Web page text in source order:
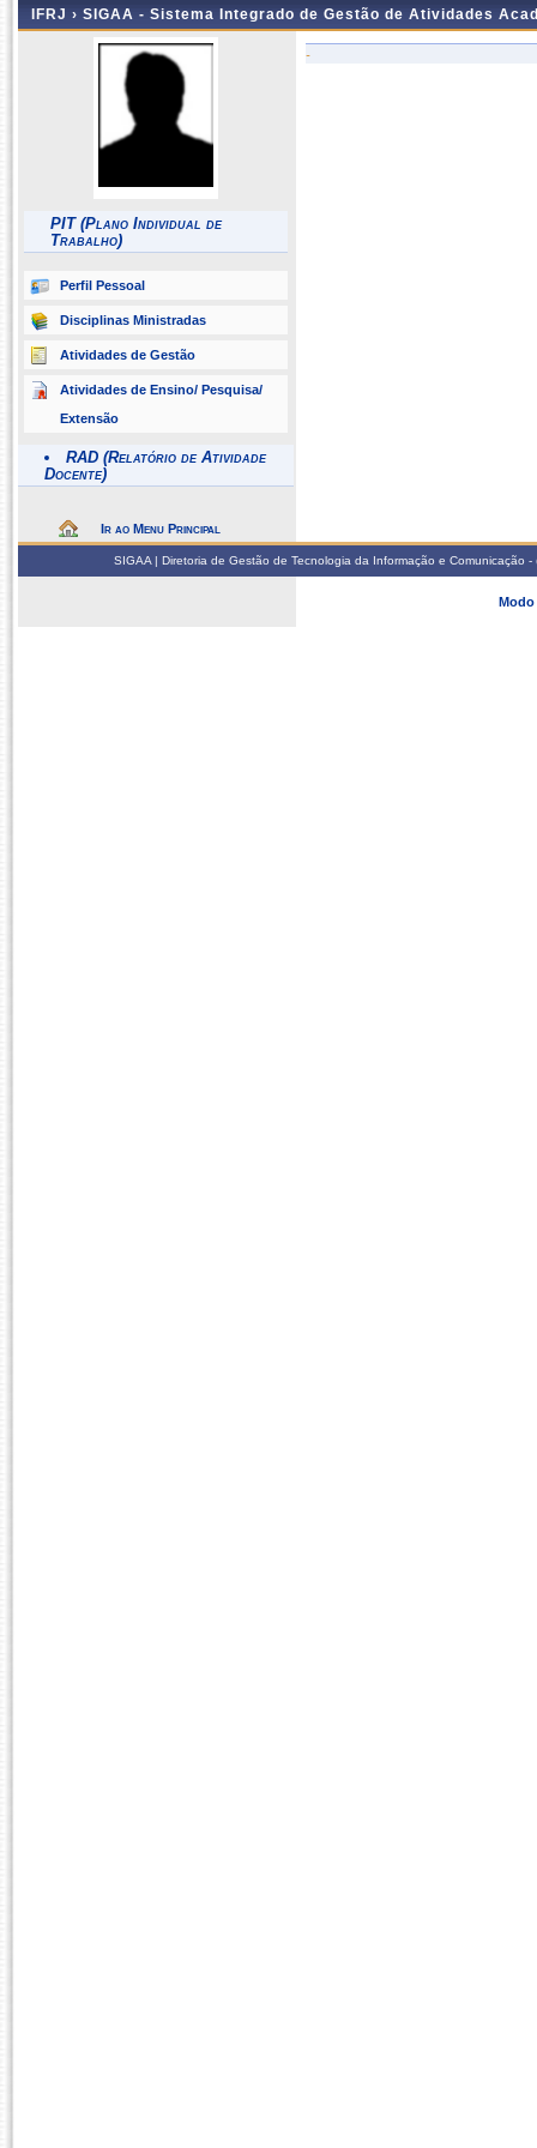
IFRJ › SIGAA - Sistema Integrado de Gestão de Atividades
PIT (Plano Individual de
Trabalho)
Perfil Pessoal
Disciplinas Ministradas
Atividades de Gestão
Atividades de Ensino/ Pesquisa/
Extensão
RAD (Relatório de Atividade
Docente)
Ir ao Menu Principal
-
SIGAA | Diretoria de Gestão de Tecnologia da Informação e
Modo